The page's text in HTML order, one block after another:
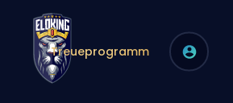
Treueprogramm